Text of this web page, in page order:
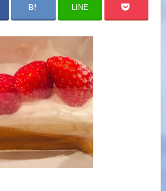
LINE